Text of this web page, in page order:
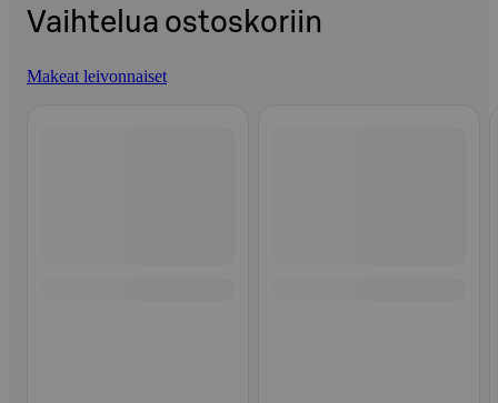
Vaihtelua ostoskoriin
Makeat leivonnaiset